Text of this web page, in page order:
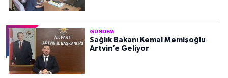
GÜNDEM
Sağlık Bakanı Kemal Memişoğlu
Artvin’e Geliyor